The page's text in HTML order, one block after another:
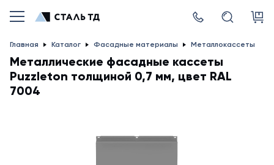
Главная Каталог Фасадные материалы Металлокассеты
Металлические фасадные кассеты
Puzzleton толщиной 0,7 мм, цвет RAL
7004